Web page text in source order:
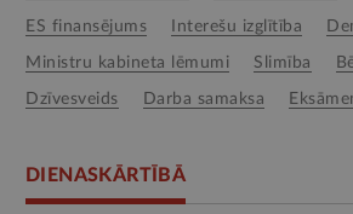
ES finansējums interešu izglītība
Ministru kabineta lēmumi slimība
dzīvesveids darba samaksa
DIENASKĀRTĪBĀ